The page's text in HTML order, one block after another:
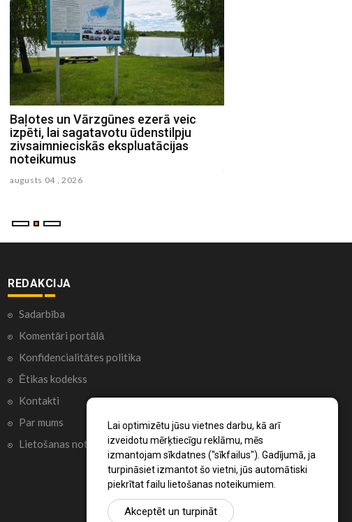
Lai optimizētu jūsu vietnes darbu, kā arī
izveidotu mērķtiecīgu reklāmu, mēs
izmantojam sīkdatnes ("sīkfailus"). Gadījumā, ja
turpināsiet izmantot šo vietni, jūs automātiski
piekrītat failu lietošanas noteikumiem.
Akceptēt un turpināt
Baļotes un Vārzgūnes ezerā veic
izpēti, lai sagatavotu ūdenstilpju
zivsaimnieciskās ekspluatācijas
noteikumus
augusts 04 , 2026
REDAKCIJA
Sadarbība
Komentāri portālā
Konfidencialitātes politika
Ētikas kodekss
Kontakti
Par mums
Lietošanas noteikumi